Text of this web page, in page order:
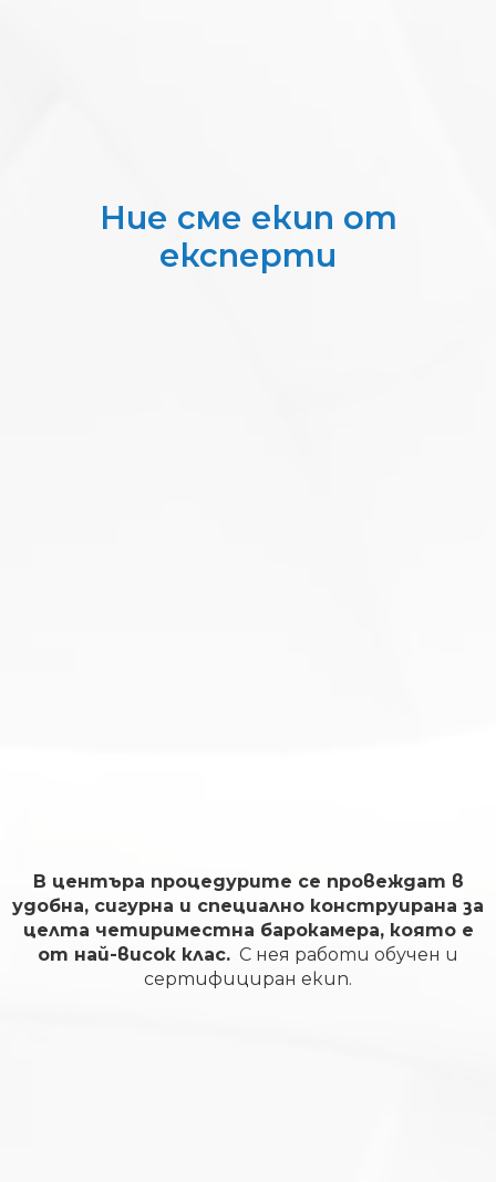
Ние сме екип от
експерти
В центъра процедурите се провеждат в
удобна, сигурна и специално конструирана за
целта четириместна барокамера, която е
от най-висок клас. С нея работи обучен и
сертифициран екип.